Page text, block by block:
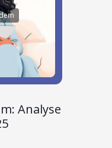
Analyse